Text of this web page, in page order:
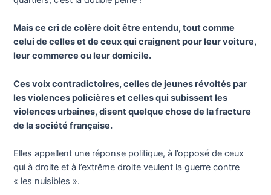
Mais ce cri de colère doit être entendu, tout comme
celui de celles et de ceux qui craignent pour leur voiture,
leur commerce ou leur domicile.
Ces voix contradictoires, celles de jeunes révoltés par
les violences policières et celles qui subissent les
violences urbaines, disent quelque chose de la fracture
de la société française.
Elles appellent une réponse politique, à l’opposé de ceux
qui à droite et à l’extrême droite veulent la guerre contre
« les nuisibles ».